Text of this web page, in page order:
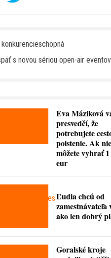
s novou sériou open-air eventov
Eva Máziková
presvedčí, že
potrebujete
poistenie. Ak
môžete vyhrať
eur
Ľudia chcú od
zamestnávateľa
ako len dobrý
Goralské kroje